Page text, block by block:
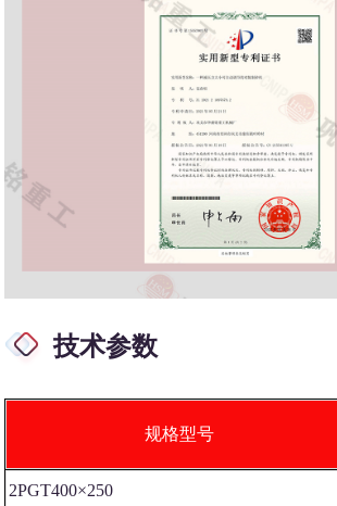
技术参数
规格型号
2PGT400×250